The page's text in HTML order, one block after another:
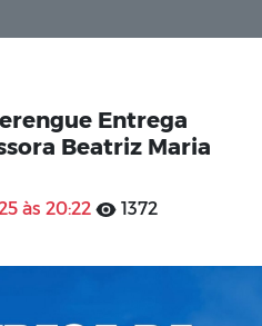
Entrega
Beatriz Maria
às 20:22
1372